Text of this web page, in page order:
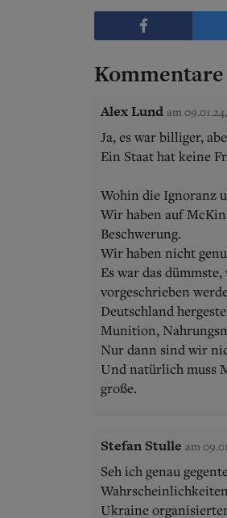
Kommentare
Alex Lund am
Ja, es war billiger,
Ein Staat hat keine
Wohin die Ignoranz
Wir haben auf
Beschwerung.
Wir haben nicht
Es war das
vorgeschrieben
Deutschland
Munition,
Nur dann sind wir
Und natürlich muss
große.
Stefan Stulle am
Seh ich genau
Ukraine